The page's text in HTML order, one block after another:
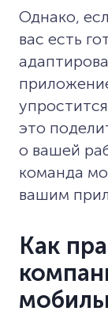
Однако,
вас есть
это
о вашей
команда
вашим
Как